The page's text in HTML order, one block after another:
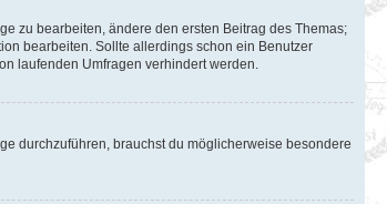
zu bearbeiten, ändere den ersten Beitrag des Themas;
bearbeiten. Sollte allerdings schon ein Benutzer
laufenden Umfragen verhindert werden.
durchzuführen, brauchst du möglicherweise besondere